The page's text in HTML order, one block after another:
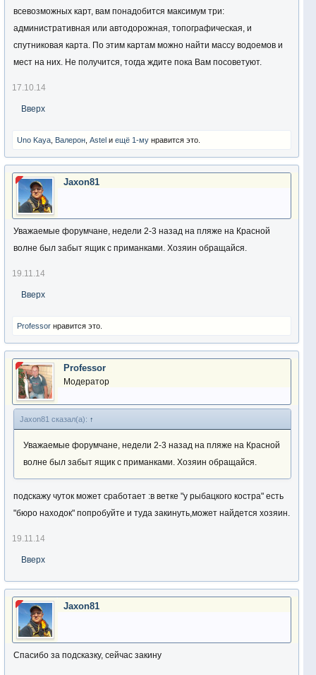
достойного места. Мы с женой любим ловлю хищника и будем
признательны за пару советов. Можно в ЛС.
всевозможных карт, вам понадобится максимум три:
административная или автодорожная, топографическая, и
спутниковая карта. По этим картам можно найти массу водоемов и
мест на них. Не получится, тогда ждите пока Вам посоветуют.
17.10.14
Вверх
Uno Kaya Валерон Аstel и ещё 1-му нравится это.
Jaxon81
Уважаемые форумчане, недели 2-3 назад на пляже на Красной
волне был забыт ящик с приманками. Хозяин обращайся.
19.11.14
Вверх
Professor нравится это.
Professor
Модератор
Jaxon81 сказал(а): ↑
Уважаемые форумчане, недели 2-3 назад на пляже на Красной
волне был забыт ящик с приманками. Хозяин обращайся.
подскажу чуток может сработает :в ветке "у рыбацкого костра" есть
"бюро находок" попробуйте и туда закинуть,может найдется хозяин.
19.11.14
Вверх
Jaxon81
Спасибо за подсказку, сейчас закину